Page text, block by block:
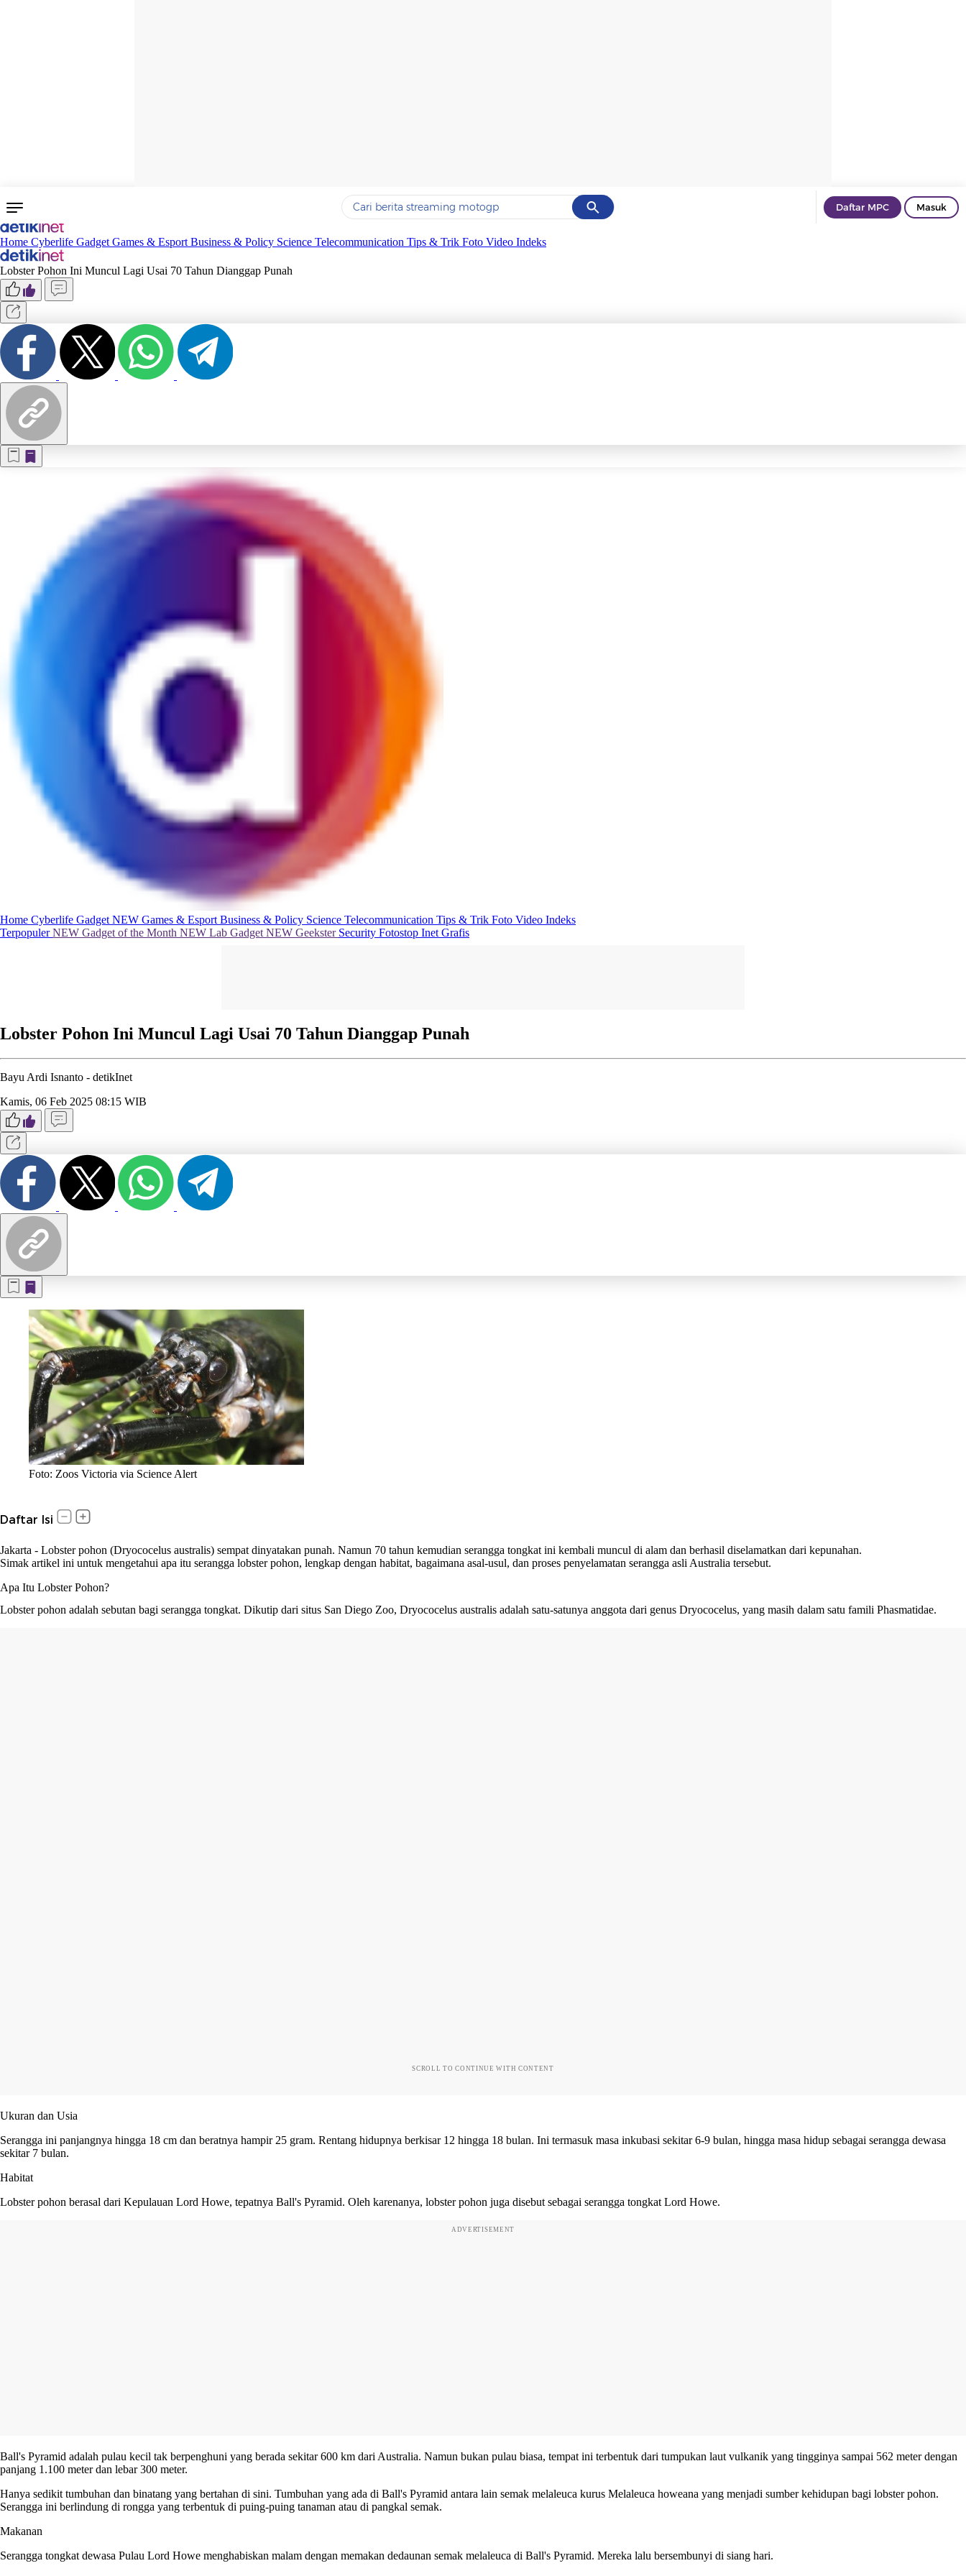
Cancel
Yang sedang ramai dicari
Terakhir yang dicari
Daftar MPC Masuk
Home Cyberlife Gadget Games & Esport Business & Policy Science Telecommunication Tips & Trik Foto Video Indeks
Lobster Pohon Ini Muncul Lagi Usai 70 Tahun Dianggap Punah
Home Cyberlife Gadget NEW Games & Esport Business & Policy Science Telecommunication Tips & Trik Foto Video Indeks
TerpopulerNEW Gadget of the Month NEW Lab Gadget NEW Geekster Security Fotostop Inet Grafis
Lobster Pohon Ini Muncul Lagi Usai 70 Tahun Dianggap Punah
Bayu Ardi Isnanto - detikInet
Kamis, 06 Feb 2025 08:15 WIB
Foto: Zoos Victoria via Science Alert
Daftar Isi
Jakarta - Lobster pohon (Dryococelus australis) sempat dinyatakan punah. Namun 70 tahun kemudian serangga tongkat ini kembali muncul di alam dan berhasil diselamatkan dari kepunahan.
Simak artikel ini untuk mengetahui apa itu serangga lobster pohon, lengkap dengan habitat, bagaimana asal-usul, dan proses penyelamatan serangga asli Australia tersebut.
Apa Itu Lobster Pohon?
Lobster pohon adalah sebutan bagi serangga tongkat. Dikutip dari situs San Diego Zoo, Dryococelus australis adalah satu-satunya anggota dari genus Dryococelus, yang masih dalam satu famili Phasmatidae.
SCROLL TO CONTINUE WITH CONTENT
Ukuran dan Usia
Serangga ini panjangnya hingga 18 cm dan beratnya hampir 25 gram. Rentang hidupnya berkisar 12 hingga 18 bulan. Ini termasuk masa inkubasi sekitar 6-9 bulan, hingga masa hidup sebagai serangga dewasa
sekitar 7 bulan.
Habitat
Lobster pohon berasal dari Kepulauan Lord Howe, tepatnya Ball's Pyramid. Oleh karenanya, lobster pohon juga disebut sebagai serangga tongkat Lord Howe.
ADVERTISEMENT
Ball's Pyramid adalah pulau kecil tak berpenghuni yang berada sekitar 600 km dari Australia. Namun bukan pulau biasa, tempat ini terbentuk dari tumpukan laut vulkanik yang tingginya sampai 562 meter dengan
panjang 1.100 meter dan lebar 300 meter.
Hanya sedikit tumbuhan dan binatang yang bertahan di sini. Tumbuhan yang ada di Ball's Pyramid antara lain semak melaleuca kurus Melaleuca howeana yang menjadi sumber kehidupan bagi lobster pohon.
Serangga ini berlindung di rongga yang terbentuk di puing-puing tanaman atau di pangkal semak.
Makanan
Serangga tongkat dewasa Pulau Lord Howe menghabiskan malam dengan memakan dedaunan semak melaleuca di Ball's Pyramid. Mereka lalu bersembunyi di siang hari.